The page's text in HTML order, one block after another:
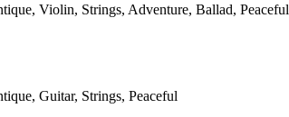
Violin, Strings, Adventure, Ballad, Peaceful
Guitar, Strings, Peaceful